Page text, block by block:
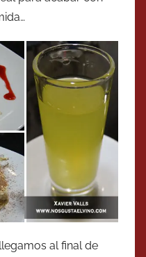
al final de